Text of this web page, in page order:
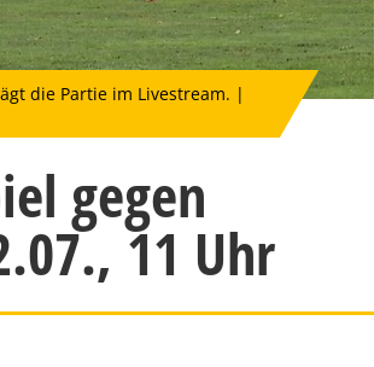
die Partie im Livestream. |
gegen
11 Uhr